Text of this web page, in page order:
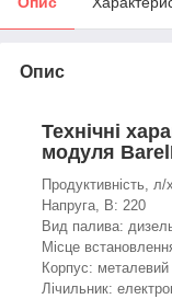
Опис
Технічні
модуля
Продуктивність,
Напруга, В: 220
Вид палива:
Місце
Корпус: металевий
Лічильник: